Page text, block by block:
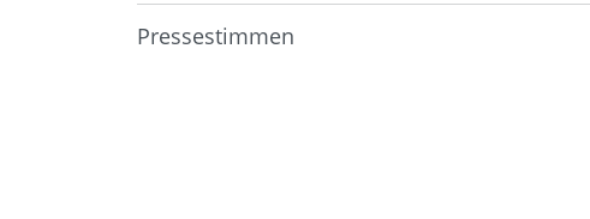
Pressestimmen